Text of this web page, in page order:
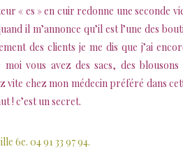
« es » en cuir redonne une seconde
il m’annonce qu’il est l’une des
des clients je me dis que j’ai
vous avez des sacs, des
vite chez mon médecin préféré dans
! c’est un secret.
6e. 04 91 33 97 94.